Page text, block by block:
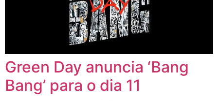
Green Day anuncia ‘Bang
Bang’ para o dia 11